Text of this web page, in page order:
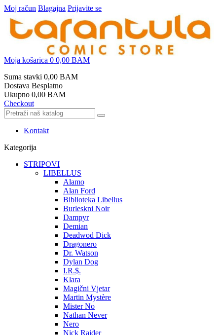
Moj račun Blagajna Prijavite se
Moja košarica 0 0,00 BAM
Suma stavki 0,00 BAM
Dostava Besplatno
Ukupno 0,00 BAM
Checkout
Kontakt
Kategorija
STRIPOVI
LIBELLUS
Alamo
Alan Ford
Biblioteka Libellus
Burleskni Noir
Dampyr
Demian
Deadwod Dick
Dragonero
Dr. Watson
Dylan Dog
I.R.$.
Klara
Magični Vjetar
Martin Mystère
Mister No
Nathan Never
Nero
Nick Raider